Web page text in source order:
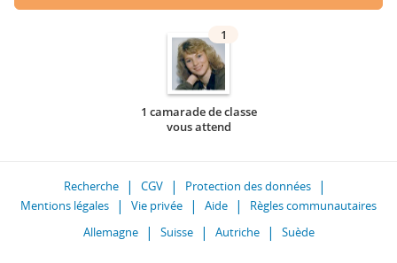
1
1 camarade de classe
vous attend
Recherche CGV
Protection des données
Mentions légales
Vie privée Aide
Règles communautaires
Allemagne
Suisse Autriche Suède